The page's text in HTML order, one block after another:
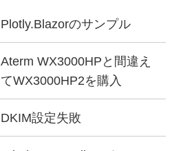
Plotly.Blazorのサンプル
Aterm WX3000HPと間違え
てWX3000HP2を購入
DKIM設定失敗